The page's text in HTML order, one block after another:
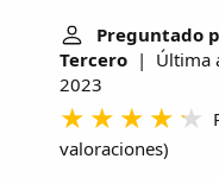
Preguntado
Tercero | Última
2023
valoraciones)